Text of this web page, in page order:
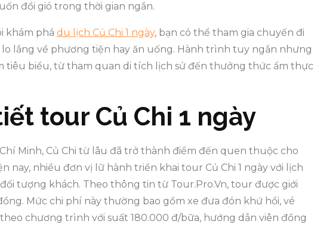
đổi gió trong thời gian ngắn.
khám phá du lịch Củ Chi 1 ngày, bạn có thể tham gia chuyến đi
lắng về phương tiện hay ăn uống. Hành trình tuy ngắn nhưng
tiêu biểu, từ tham quan di tích lịch sử đến thưởng thức ẩm thực
tour Củ Chi 1 ngày
Minh, Củ Chi từ lâu đã trở thành điểm đến quen thuộc cho
nay, nhiều đơn vị lữ hành triển khai tour Củ Chi 1 ngày với lịch
tượng khách. Theo thông tin từ Tour.Pro.Vn, tour được giới
Mức chi phí này thường bao gồm xe đưa đón khứ hồi, vé
chương trình với suất 180.000 đ/bữa, hướng dẫn viên đồng